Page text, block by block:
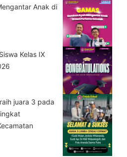
Anak di
Kelas IX
juara 3 pada